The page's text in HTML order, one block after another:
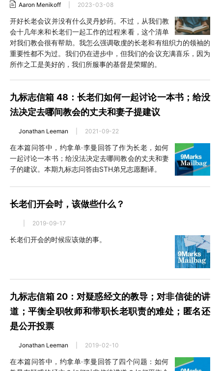
Aaron Menikoff 2023-03-08
开好长老会议并没有什么灵丹妙药。不过，从我们教
会十几年来和长老们一起工作的过程来看，这个清单
对我们教会很有帮助。我怎么强调敬虔的长老和有组织力的领袖的
重要性都不为过。我们仍在进步中，但我们的会议充满喜乐，因为
所作之工是美好的，我们所服事的基督是荣耀的。
九标志信箱 48：长老们如何一起讨论一本书；给没
法决定去哪间教会的丈夫和妻子提建议
Jonathan Leeman 2021-09-22
在本篇问答中，约拿单·李曼回答了作为长老，如何
一起讨论一本书；给没法决定去哪间教会的丈夫和妻
子的建议。本期九标志问答由STH弟兄志愿翻译。
长老们开会时，该做些什么？
2019-09-17
长老们开会的时候应该做的事。
九标志信箱 20：对疑惑经文的教导；对非信徒的讲
道；平衡全职牧师和带职长老职责的难处；匿名还
是公开投票
Jonathan Leeman 2019-02-10
在本篇问答中，约拿单·李曼回答了四个问题：如何